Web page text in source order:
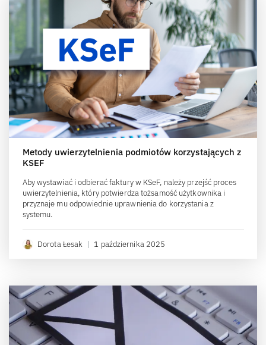
Metody uwierzytelnienia podmiotów korzystających z
KSEF
Aby wystawiać i odbierać faktury w KSeF, należy przejść proces
uwierzytelnienia, który potwierdza tożsamość użytkownika i
przyznaje mu odpowiednie uprawnienia do korzystania z
systemu.
Dorota Łesak | 1 października 2025